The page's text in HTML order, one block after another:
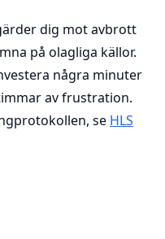
dig mot avbrott
på olagliga källor.
några minuter
av frustration.
se HLS